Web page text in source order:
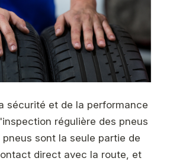
sécurité et de la performance
régulière des pneus
sont la seule partie de
direct avec la route, et